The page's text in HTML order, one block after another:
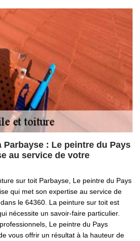
: Le peintre du Pays
au service de votre
sur toit Parbayse, Le peintre du Pays
qui met son expertise au service de
le 64360. La peinture sur toit est
nécessite un savoir-faire particulier.
Le peintre du Pays
vous offrir un résultat à la hauteur de